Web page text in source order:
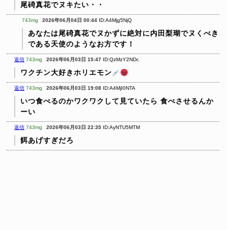
尾碕真花でヌキたい・・
743mg 2026年06月04日 00:44 ID:A4Mjg5NjQ
あなたは尾碕真花でヌかずに絶対に内田梨瑚でヌくべき
である天使のようなお方です！
返信 743mg 2026年06月03日 15:47 ID:QzMzY2NDc
ワクチン大好きホリエモン
返信 743mg 2026年06月03日 19:08 ID:A4MjI0NTA
いつ食べるのかワクワクして見ていたら 食べさせるんか
ーい
返信 743mg 2026年06月03日 22:35 ID:AyNTU5MTM
餌あげすぎだろ